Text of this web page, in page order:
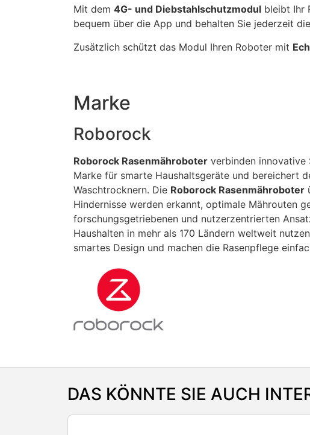
Mit dem 4G- und Diebstahlschutzmodul bleibt Ihr
bequem über die App und behalten Sie jederzeit
Zusätzlich schützt das Modul Ihren Roboter mit
Marke
Roborock
Roborock Rasenmähroboter verbinden innovative
Marke für smarte Haushaltsgeräte und bereichert
Waschtrocknern. Die Roborock Rasenmähroboter
Hindernisse werden erkannt, optimale Mährouten
forschungsgetriebenen und nutzerzentrierten
Haushalten in mehr als 170 Ländern weltweit
smartes Design und machen die Rasenpflege
DAS KÖNNTE SIE AUCH